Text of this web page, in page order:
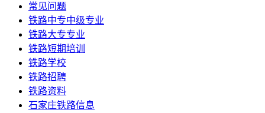
常见问题
铁路中专中级专业
铁路大专专业
铁路短期培训
铁路学校
铁路招聘
铁路资料
石家庄铁路信息